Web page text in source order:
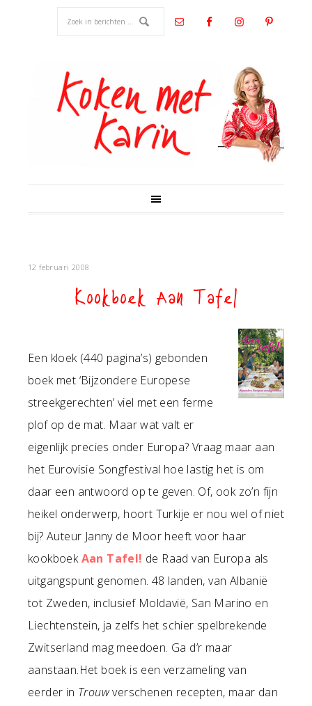
12 februari 2008
Kookboek Aan Tafel
Een kloek (440 pagina’s) gebonden
boek met ‘Bijzondere Europese
streekgerechten’ viel met een ferme
plof op de mat. Maar wat valt er
eigenlijk precies onder Europa? Vraag maar aan
het Eurovisie Songfestival hoe lastig het is om
daar een antwoord op te geven. Of, ook zo’n fijn
heikel onderwerp, hoort Turkije er nou wel of niet
bij? Auteur Janny de Moor heeft voor haar
kookboekAan Tafel! de Raad van Europa als
uitgangspunt genomen. 48 landen, van Albanië
tot Zweden, inclusief Moldavië, San Marino en
Liechtenstein, ja zelfs het schier spelbrekende
Zwitserland mag meedoen. Ga d’r maar
aanstaan.Het boek is een verzameling van
eerder in Trouwverschenen recepten, maar dan